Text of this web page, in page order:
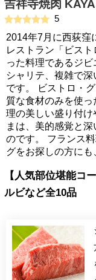
吉祥寺焼肉 KAYA
5
2014年7月に西荻窪
レストラン「ビス
った料理であるジ
シャリテ、複雑で
です。 ビストロ・
質な食材のみを使
理の美しい盛り付け
まは、美的感覚と
のです。 フランス
グをお探しの方にも
【人気部位堪能コ
ルビなど全10品